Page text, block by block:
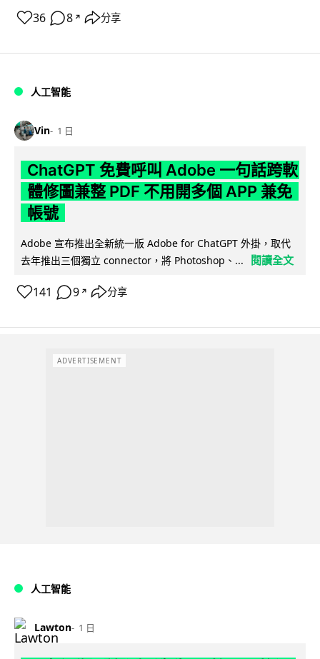
36 8 ↗ 分享
人工智能
Vin 1 日
ChatGPT 免費呼叫 Adobe 一句話跨軟
體修圖兼整 PDF 不用開多個 APP 兼免
帳號
Adobe 宣布推出全新統一版 Adobe for ChatGPT 外掛，取代
去年推出三個獨立 connector，將 Photoshop、...
閱讀全文
141 9 ↗ 分享
ADVERTISEMENT
人工智能
Lawton 1 日